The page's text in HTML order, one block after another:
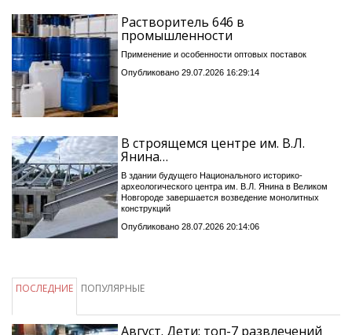
Растворитель 646 в
промышленности
Применение и особенности оптовых поставок
Опубликовано 29.07.2026 16:29:14
В строящемся центре им. В.Л.
Янина…
В здании будущего Национального историко-
археологического центра им. В.Л. Янина в Великом
Новгороде завершается возведение монолитных
конструкций
Опубликовано 28.07.2026 20:14:06
ПОСЛЕДНИЕ ПОПУЛЯРНЫЕ
Август. Дети: топ-7 развлечений